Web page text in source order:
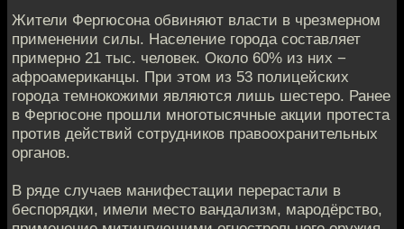
Жители Фергюсона обвиняют власти в чрезмерном
применении силы. Население города составляет
примерно 21 тыс. человек. Около 60% из них −
афроамериканцы. При этом из 53 полицейских
города темнокожими являются лишь шестеро. Ранее
в Фергюсоне прошли многотысячные акции протеста
против действий сотрудников правоохранительных
органов.
В ряде случаев манифестации перерастали в
беспорядки, имели место вандализм, мародёрство,